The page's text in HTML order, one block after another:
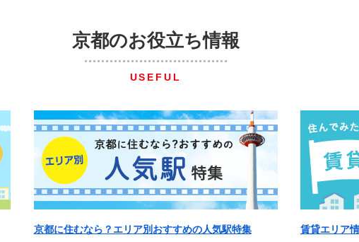
京都のお役立ち情報
USEFUL
京都に住むなら？エリア別おすすめの人気駅特集
賃貸エリア